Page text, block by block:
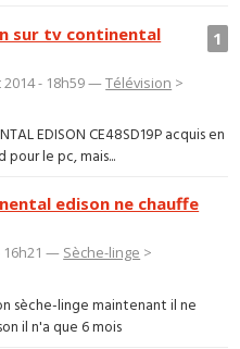
1
sur tv continental
2014 - 18h59 —Télévision >
EDISON CE48SD19P acquis en
pour le pc, mais...
edison ne chauffe
16h21 — Sèche-linge >
sèche-linge maintenant il ne
il n'a que 6 mois